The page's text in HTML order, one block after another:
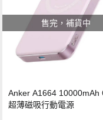
售完，補貨中
Anker A1664 10000mAh Qi2
超薄磁吸行動電源